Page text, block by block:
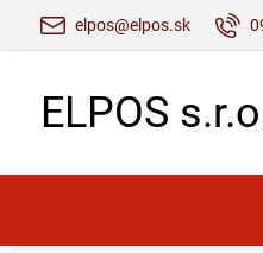
elpos@elpos.sk
ELPOS